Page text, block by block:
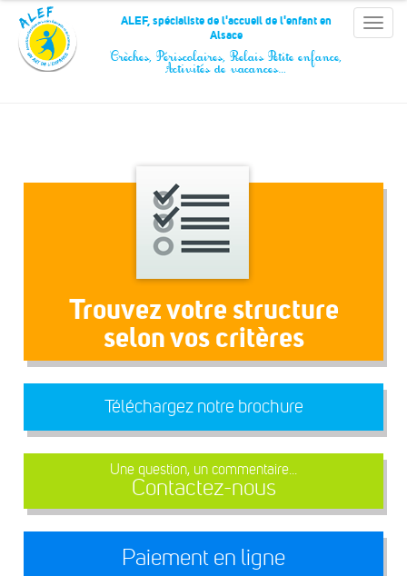
Panneau de gestion des cookies
Toggle
ALEF, spécialiste de l'accueil de l'enfant en
Alsace
Crèches, Périscolaires, Relais Petite enfance,
Activités de vacances…
Trouvez votre structure
selon vos critères
Téléchargez notre brochure
Une question, un commentaire...
Contactez-nous
Paiement en ligne